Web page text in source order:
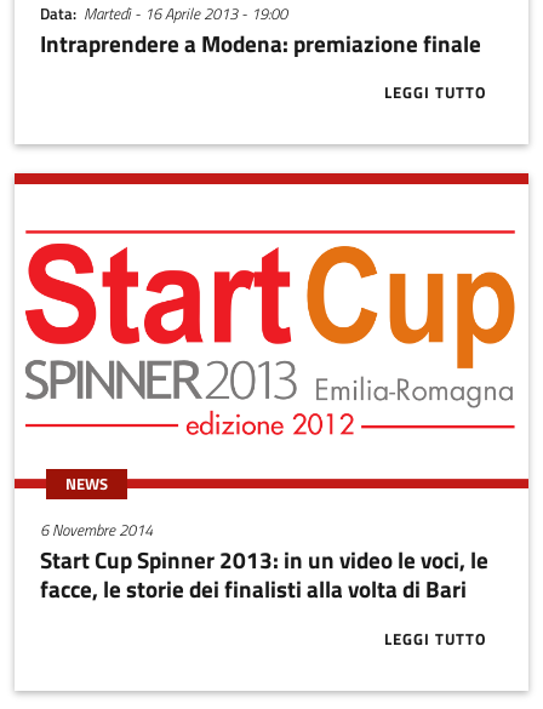
Data Martedì - 16 Aprile 2013 - 19:00
Intraprendere a Modena: premiazione finale
LEGGI TUTTO
ABOUT
NEWS
6 Novembre 2014
Start Cup Spinner 2013: in un video le voci, le
facce, le storie dei finalisti alla volta di Bari
LEGGI TUTTO
ABOUT